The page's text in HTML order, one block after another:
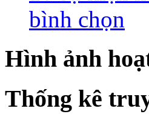
bình chọn
Hình ảnh
Thống kê